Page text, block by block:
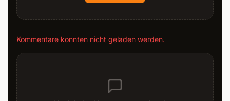
Kommentare konnten nicht geladen werden.